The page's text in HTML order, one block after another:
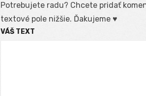
Potrebujete radu? Chcete pridať
textové pole nižšie. Ďakujeme ♥
VÁŠ TEXT